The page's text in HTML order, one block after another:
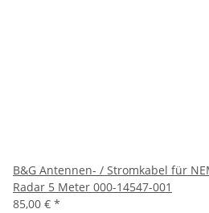
B&G Antennen- / Stromkabel für
Radar 5 Meter 000-14547-001
85,00 € *